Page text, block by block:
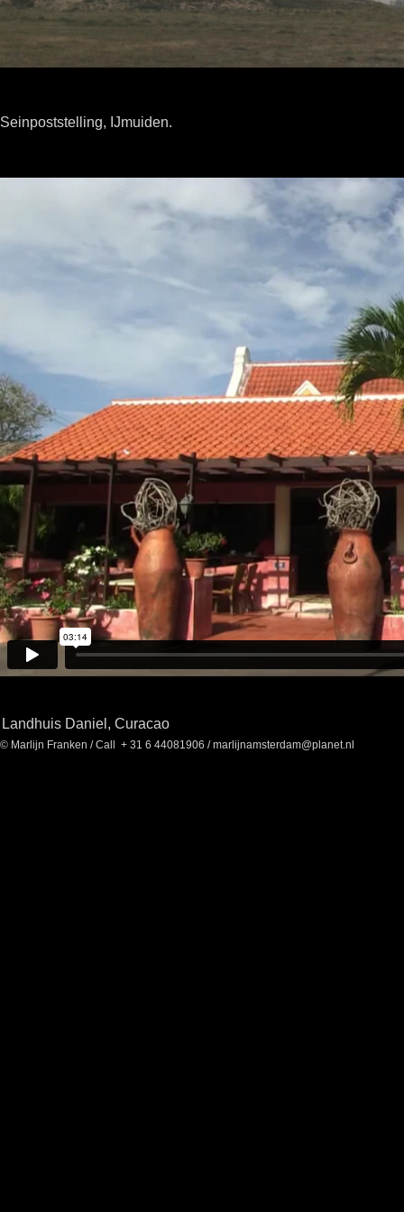
Seinpoststelling, IJmuiden.
Landhuis Daniel, Curacao
© Marlijn Franken / Call + 31 6 44081906 /marlijnamsterdam@planet.nl